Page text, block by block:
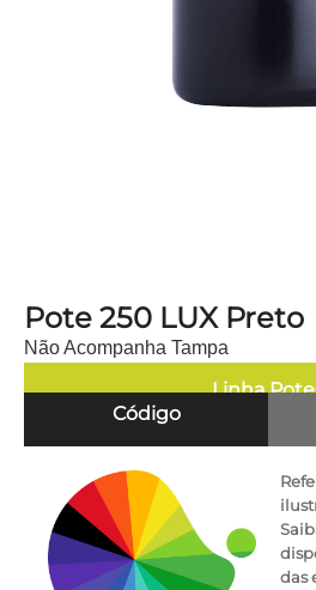
Pote 250 LUX Preto
Não Acompanha Tampa
Linha
Código
das